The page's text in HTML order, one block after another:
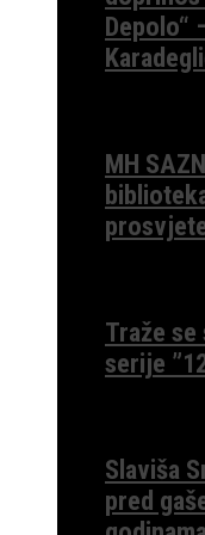
Depolo“
MH
Traže
serije
Slaviša
pred